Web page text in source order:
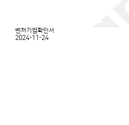
벤처기업확인서
2024-11-24